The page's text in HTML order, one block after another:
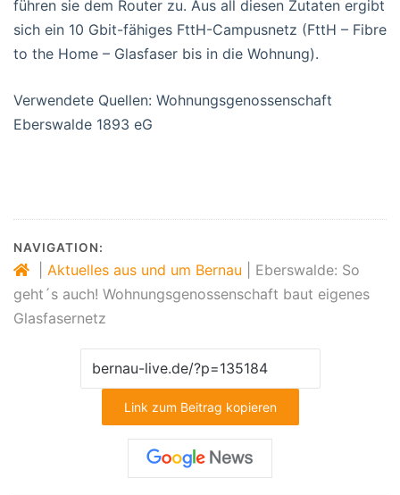
führen sie dem Router zu. Aus all diesen Zutaten ergibt
sich ein 10 Gbit-fähiges FttH-Campusnetz (FttH – Fibre
to the Home – Glasfaser bis in die Wohnung).
Verwendete Quellen: Wohnungsgenossenschaft
Eberswalde 1893 eG
NAVIGATION:
Aktuelles aus und um Bernau
Eberswalde: So
geht´s auch! Wohnungsgenossenschaft baut eigenes
Glasfasernetz
Link zum Beitrag kopieren